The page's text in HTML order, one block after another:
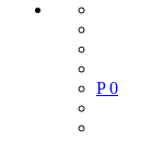
P 0